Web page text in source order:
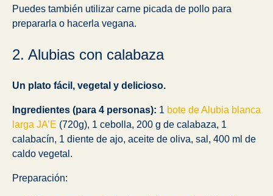
Puedes también utilizar carne picada de pollo para
prepararla o hacerla vegana.
2. Alubias con calabaza
Un plato fácil, vegetal y delicioso.
Ingredientes (para 4 personas): 1 bote de Alubia blanca
larga JA’E (720g), 1 cebolla, 200 g de calabaza, 1
calabacín, 1 diente de ajo, aceite de oliva, sal, 400 ml de
caldo vegetal.
Preparación: